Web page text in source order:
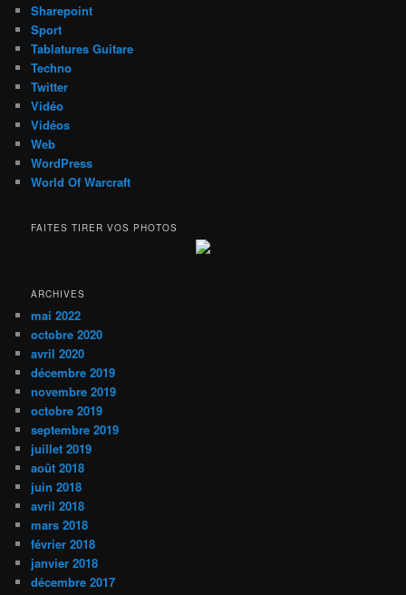
Sharepoint
Sport
Tablatures Guitare
Techno
Twitter
Vidéo
Vidéos
Web
WordPress
World Of Warcraft
FAITES TIRER VOS PHOTOS
ARCHIVES
mai 2022
octobre 2020
avril 2020
décembre 2019
novembre 2019
octobre 2019
septembre 2019
juillet 2019
août 2018
juin 2018
avril 2018
mars 2018
février 2018
janvier 2018
décembre 2017